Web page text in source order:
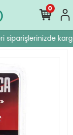
siparişlerinizde
0